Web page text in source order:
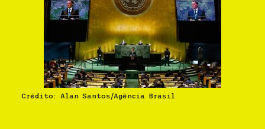
Crédito: Alan Santos/Agência Brasil